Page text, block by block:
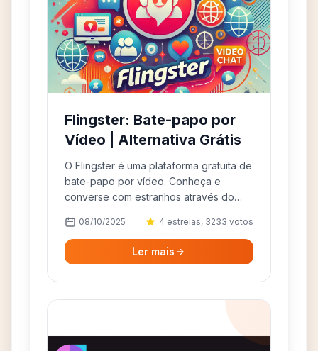
Flingster: Bate-papo por
Vídeo | Alternativa Grátis
O Flingster é uma plataforma gratuita de
bate-papo por vídeo. Conheça e
converse com estranhos através do
alternativas ao Flingster!
08/10/2025 4 estrelas, 3233 votos
Ler mais